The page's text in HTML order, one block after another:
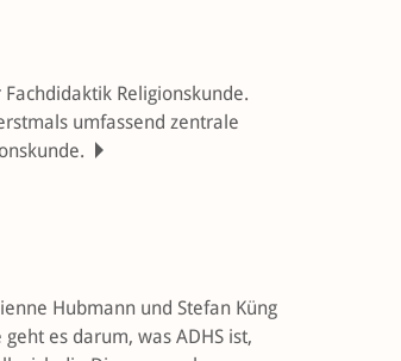
Religions­kunde.
umfassend zentrale
Hubmann und Stefan Küng
es darum, was ADHS ist,